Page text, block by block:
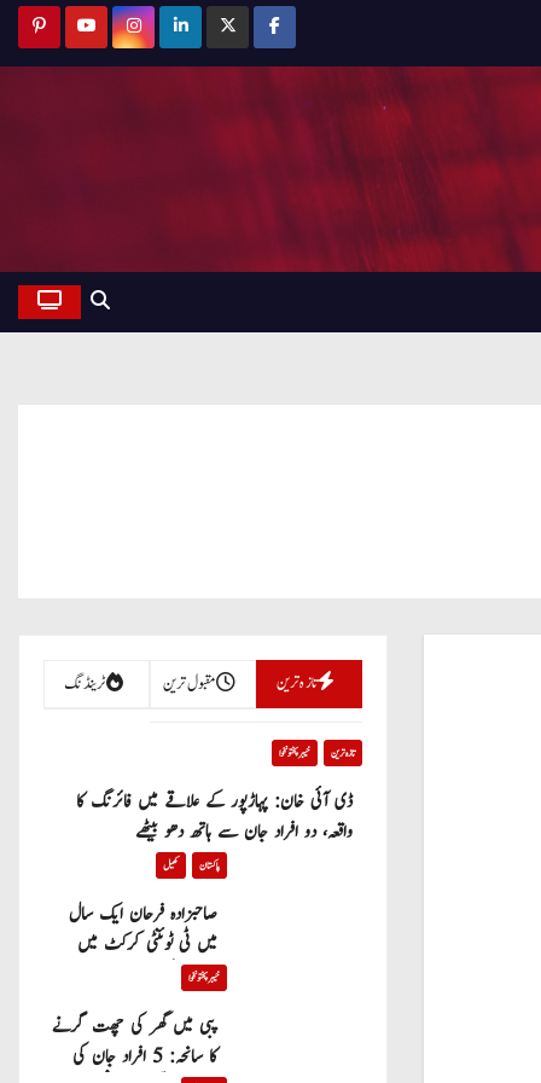
تازہ ترین مقبول ترین ٹرینڈنگ
تازہ ترین خیبر پختونخوا
ڈی آئی خان: پہاڑپور کے علاقے میں فائرنگ کا
واقعہ، دو افراد جان سے ہاتھ دھو بیٹھے
پاکستان کھیل
صاحبزادہ فرحان ایک سال
میں ٹی ٹوئنٹی کرکٹ میں
100 چھکے لگانے والے پہلے
پاکستانی بیٹر بن گئے
خیبر پختونخوا
پبی میں گھر کی چھت گرنے
کا سانحہ: 5 افراد جان کی